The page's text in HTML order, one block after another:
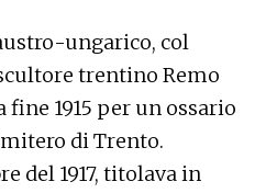
ungarico, col
trentino Remo
1915 per un ossario
di Trento.
del 1917, titolava in